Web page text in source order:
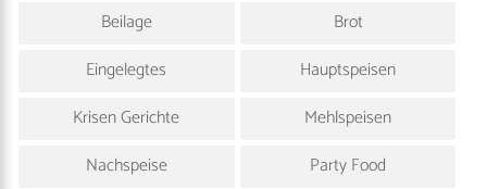
Beilage
Brot
Eingelegtes
Hauptspeisen
Krisen Gerichte
Mehlspeisen
Nachspeise
Party Food